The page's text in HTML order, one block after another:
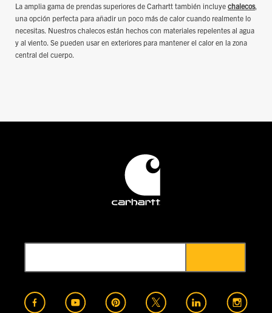
La amplia gama de prendas superiores de Carhartt también incluye chalecos,
una opción perfecta para añadir un poco más de calor cuando realmente lo
necesitas. Nuestros chalecos están hechos con materiales repelentes al agua
y al viento. Se pueden usar en exteriores para mantener el calor en la zona
central del cuerpo.